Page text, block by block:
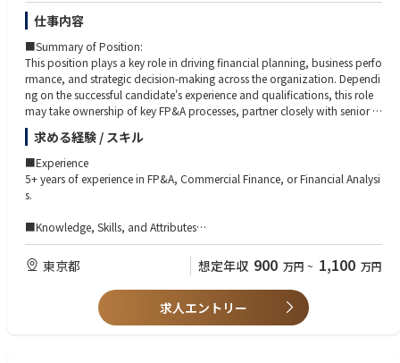
仕事内容
■Summary of Position:
This position plays a key role in driving financial planning, business perfo
rmance, and strategic decision-making across the organization. Dependi
ng on the successful candidate's experience and qualifications, this role
may take ownership of key FP&A processes, partner closely with senior b
usiness leaders, and drive continuous improvement initiatives.
■Key Responsibilities:
•Serve as a trusted finance business partner to senior business leaders, pr
oviding financial insights and influencing strategic decisions.
anning processes.
•Build and maintain robust financial models to evaluate business perfor
mance, strategic initiatives, and growth opportunities.
•Analyze financial and operational performance, identifying risks, oppor
tunities, and actionable recommendations.
•Drive business performance through financial analysis, BI reporting, KPI
development, and actionable insights.
求める経験 / スキル
■Experience
5+ years of experience in FP&A, Commercial Finance, or Financial Analysi
s.
■Knowledge, Skills, and Attributes
・Demonstrated experience leading budgeting and forecasting processe
s, with strong business partnering capabilities.
・Excellent analytical and problem-solving skills with strong commercial
・Advanced Excel skills (Power Query is a plus) and experience with BI/re
porting tools such as Power BI.
東京都 想定年収 900 万円 ~ 1,100 万円
求人エントリー